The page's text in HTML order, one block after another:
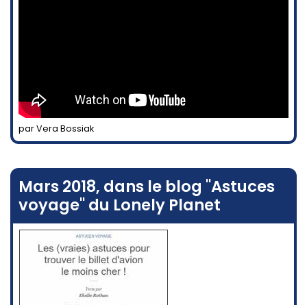
par Vera Bossiak
Mars 2018, dans le blog "Astuces
voyage" du Lonely Planet